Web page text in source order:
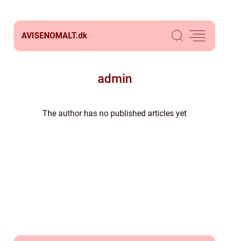
AVISENOMALT.dk
admin
The author has no published articles yet